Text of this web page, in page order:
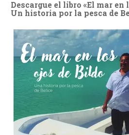
Descargue el libro «El mar en
Un historia por la pesca de